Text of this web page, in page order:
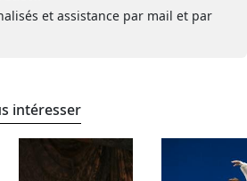
et assistance par mail et par
intéresser